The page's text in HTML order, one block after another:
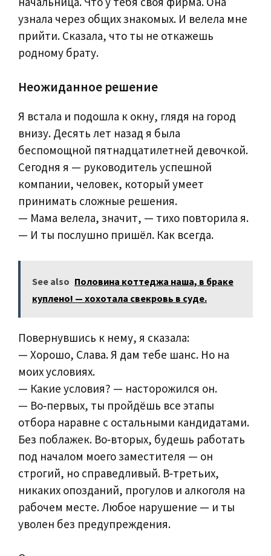
узнала через общих знакомых. И велела мне
прийти. Сказала, что ты не откажешь
родному брату.
Неожиданное решение
Я встала и подошла к окну, глядя на город
внизу. Десять лет назад я была
беспомощной пятнадцатилетней девочкой.
Сегодня я — руководитель успешной
компании, человек, который умеет
принимать сложные решения.
— Мама велела, значит, — тихо повторила я.
— И ты послушно пришёл. Как всегда.
See also Половина коттеджа наша, в браке
куплено! — хохотала свекровь в суде.
Повернувшись к нему, я сказала:
— Хорошо, Слава. Я дам тебе шанс. Но на
моих условиях.
— Какие условия? — насторожился он.
— Во‑первых, ты пройдёшь все этапы
отбора наравне с остальными кандидатами.
Без поблажек. Во‑вторых, будешь работать
под началом моего заместителя — он
строгий, но справедливый. В‑третьих,
никаких опозданий, прогулов и алкоголя на
рабочем месте. Любое нарушение — и ты
уволен без предупреждения.